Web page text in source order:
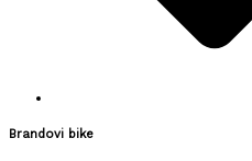
Brandovi bike